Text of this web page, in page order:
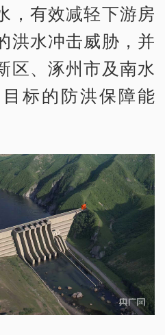
，有效减轻下游房
洪水冲击威胁，并
区、涿州市及南水
标的防洪保障能